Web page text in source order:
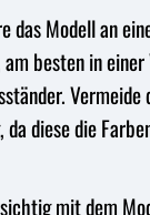
das Modell an
besten in
diese die
mit dem